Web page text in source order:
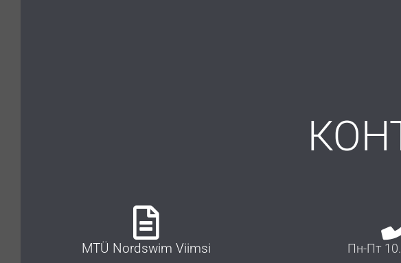
MTÜ Nordswim Viimsi Пн-Пт